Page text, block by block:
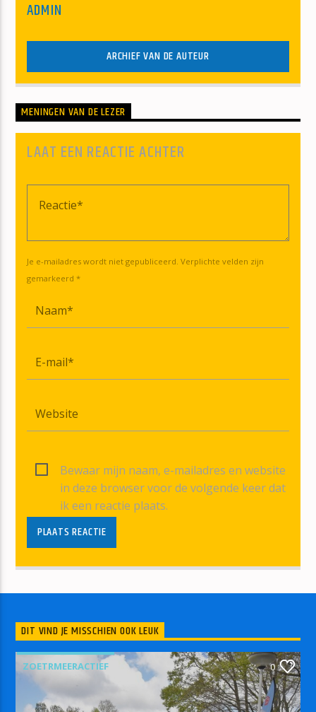
ADMIN
ARCHIEF VAN DE AUTEUR
MENINGEN VAN DE LEZER
LAAT EEN REACTIE ACHTER
Je e-mailadres wordt niet gepubliceerd. Verplichte velden zijn
gemarkeerd *
Bewaar mijn naam, e-mailadres en website
in deze browser voor de volgende keer dat
ik een reactie plaats.
DIT VIND JE MISSCHIEN OOK LEUK
ZOETRMEERACTIEF 0